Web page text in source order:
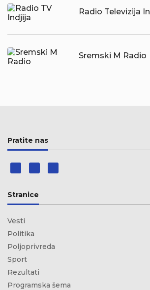
Radio Televizija
Sremski M Radio
Pratite nas
Stranice
Vesti
Politika
Poljoprivreda
Sport
Rezultati
Programska šema